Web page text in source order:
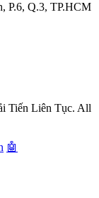
P.6, Q.3, TP.HCM
Tiến Liên Tục. All
🤖